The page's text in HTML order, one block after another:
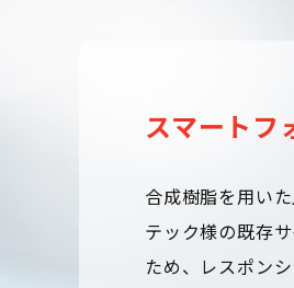
スマートフ
合成樹脂を用い
テック様の既存
ため、レスポン